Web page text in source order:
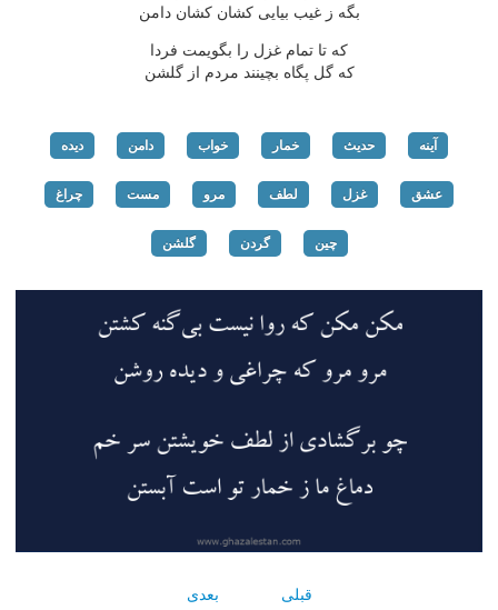
بگه ز غیب بیایی كشان كشان دامن
كه تا تمام غزل را بگویمت فردا
كه گل پگاه بچینند مردم از گلشن
آینه حدیث خمار خواب دامن دیده
عشق غزل لطف مرو مست چراغ
چین گردن گلشن
قبلی بعدی